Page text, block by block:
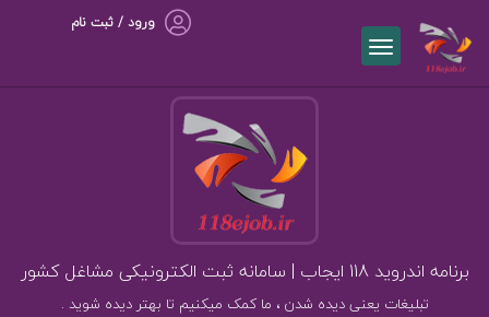
ورود / ثبت نام
برنامه اندروید 118 ایجاب | سامانه ثبت الکترونیکی مشاغل کشور
تبلیغات یعنی دیده شدن ، ما کمک میکنیم تا بهتر دیده شوید .